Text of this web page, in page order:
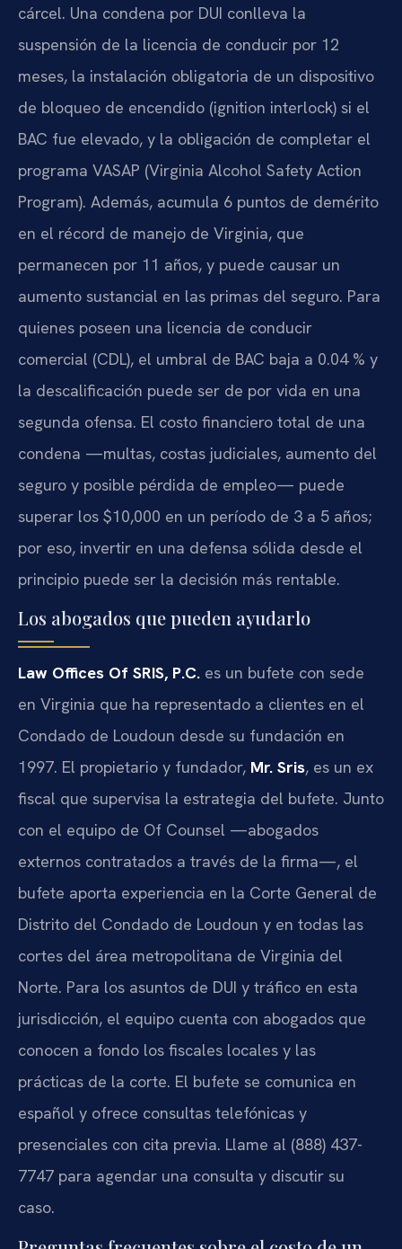
cárcel. Una condena por DUI conlleva la
suspensión de la licencia de conducir por 12
meses, la instalación obligatoria de un dispositivo
de bloqueo de encendido (ignition interlock) si el
BAC fue elevado, y la obligación de completar el
programa VASAP (Virginia Alcohol Safety Action
Program). Además, acumula 6 puntos de demérito
en el récord de manejo de Virginia, que
permanecen por 11 años, y puede causar un
aumento sustancial en las primas del seguro. Para
quienes poseen una licencia de conducir
comercial (CDL), el umbral de BAC baja a 0.04 % y
la descalificación puede ser de por vida en una
segunda ofensa. El costo financiero total de una
condena —multas, costas judiciales, aumento del
seguro y posible pérdida de empleo— puede
superar los $10,000 en un período de 3 a 5 años;
por eso, invertir en una defensa sólida desde el
principio puede ser la decisión más rentable.
Los abogados que pueden ayudarlo
Law Offices Of SRIS, P.C. es un bufete con sede
en Virginia que ha representado a clientes en el
Condado de Loudoun desde su fundación en
1997. El propietario y fundador, Mr. Sris, es un ex
fiscal que supervisa la estrategia del bufete. Junto
con el equipo de Of Counsel —abogados
externos contratados a través de la firma—, el
bufete aporta experiencia en la Corte General de
Distrito del Condado de Loudoun y en todas las
cortes del área metropolitana de Virginia del
Norte. Para los asuntos de DUI y tráfico en esta
jurisdicción, el equipo cuenta con abogados que
conocen a fondo los fiscales locales y las
prácticas de la corte. El bufete se comunica en
español y ofrece consultas telefónicas y
presenciales con cita previa. Llame al (888) 437-
7747 para agendar una consulta y discutir su
caso.